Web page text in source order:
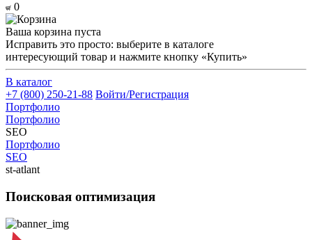
0
Ваша корзина пуста
Исправить это просто: выберите в каталоге
интересующий товар и нажмите кнопку «Купить»
В каталог
+7 (800) 250-21-88 Войти/Регистрация
Портфолио
Портфолио
SEO
Портфолио
SEO
st-atlant
Поисковая оптимизация